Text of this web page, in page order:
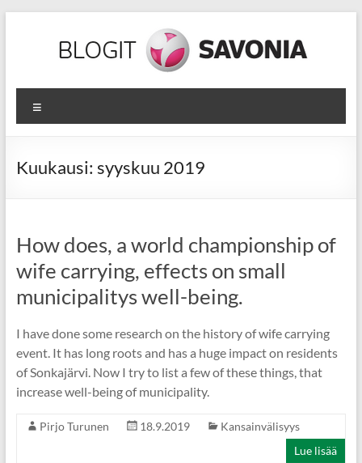
Hyvinvoinnin
lähteillä
yhteisön
parhaaksi!
Kuukausi: syyskuu 2019
How does, a world championship of
wife carrying, effects on small
municipalitys well-being.
I have done some research on the history of wife carrying
event. It has long roots and has a huge impact on residents
of Sonkajärvi. Now I try to list a few of these things, that
increase well-being of municipality.
Pirjo Turunen 18.9.2019
Kansainvälisyys
Lue lisää